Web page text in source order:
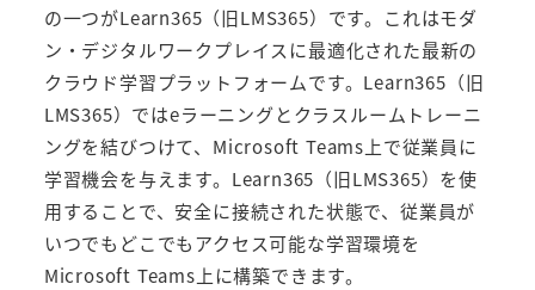
の一つがLearn365（旧LMS365） です。これはモダ
ン・デジタルワークプレイスに最適化された最新の
クラウド学習プラットフォームです。 Learn365（旧
LMS365） ではeラーニングとクラスルームトレーニ
ングを結びつけて、Microsoft Teams上で従業員に
学習機会を与えます。 Learn365（旧LMS365） を使
用することで、安全に接続された状態で、従業員が
いつでもどこでもアクセス可能な学習環境を
Microsoft Teams上に構築できます。